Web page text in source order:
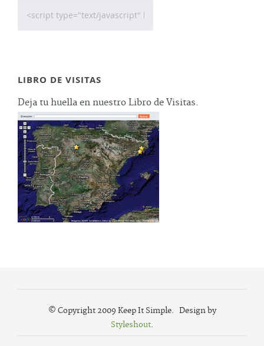
LIBRO DE VISITAS
Deja tu huella en nuestro Libro de Visitas.
© Copyright 2009 Keep It Simple. Design by
Styleshout.